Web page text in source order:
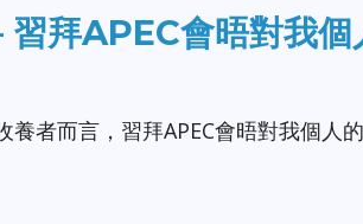
習拜APEC會晤對我個
養者而言，習拜APEC會晤對我個人